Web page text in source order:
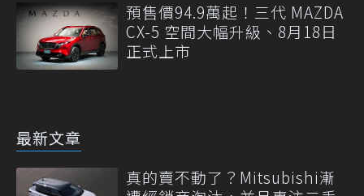
預售價94.9萬起！三代 MAZDA
CX-5 空間大幅升級、8月18日
正式上市
最新文章
真的賣不動了？Mitsubishi漸